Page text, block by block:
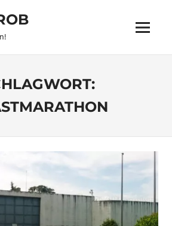
Menu